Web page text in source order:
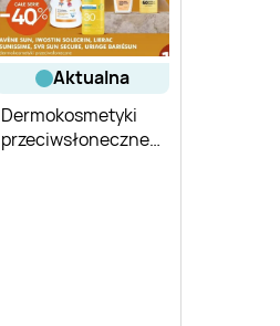
aktualna
Dermokosmetyki
przeciwsłoneczne